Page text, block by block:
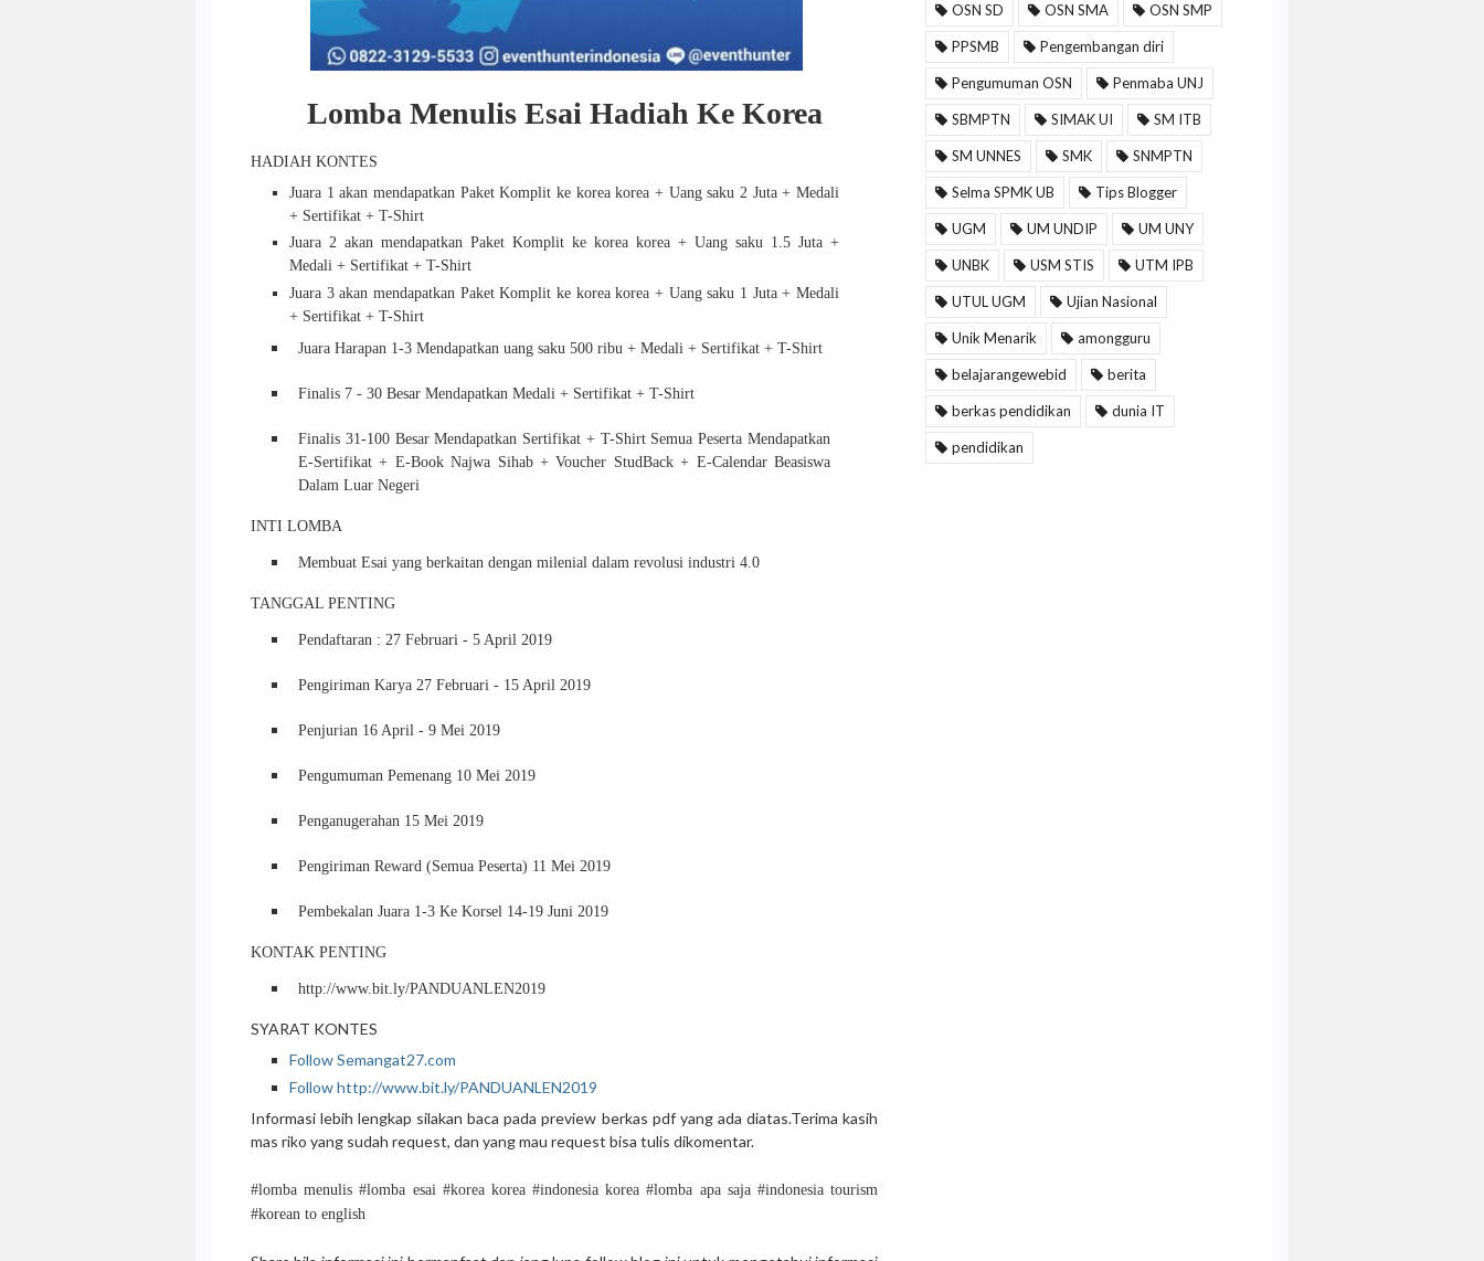
Lomba Menulis Esai Hadiah Ke Korea
HADIAH KONTES
Juara 1 akan mendapatkan Paket Komplit ke korea korea + Uang saku 2 Juta + Medali
+ Sertifikat + T-Shirt
Juara 2 akan mendapatkan Paket Komplit ke korea korea + Uang saku 1.5 Juta +
Medali + Sertifikat + T-Shirt
Juara 3 akan mendapatkan Paket Komplit ke korea korea + Uang saku 1 Juta + Medali
+ Sertifikat + T-Shirt
Juara Harapan 1-3 Mendapatkan uang saku 500 ribu + Medali + Sertifikat + T-Shirt
Finalis 7 - 30 Besar Mendapatkan Medali + Sertifikat + T-Shirt
Finalis 31-100 Besar Mendapatkan Sertifikat + T-Shirt Semua Peserta Mendapatkan
E-Sertifikat + E-Book Najwa Sihab + Voucher StudBack + E-Calendar Beasiswa
Dalam Luar Negeri
INTI LOMBA
Membuat Esai yang berkaitan dengan milenial dalam revolusi industri 4.0
TANGGAL PENTING
Pendaftaran : 27 Februari - 5 April 2019
Pengiriman Karya 27 Februari - 15 April 2019
Penjurian 16 April - 9 Mei 2019
Pengumuman Pemenang 10 Mei 2019
Penganugerahan 15 Mei 2019
Pengiriman Reward (Semua Peserta) 11 Mei 2019
Pembekalan Juara 1-3 Ke Korsel 14-19 Juni 2019
KONTAK PENTING
http://www.bit.ly/PANDUANLEN2019
SYARAT KONTES
Follow Semangat27.com
Follow http://www.bit.ly/PANDUANLEN2019
Informasi lebih lengkap silakan baca pada preview berkas pdf yang ada diatas.Terima kasih
mas riko yang sudah request, dan yang mau request bisa tulis dikomentar.
#lomba menulis #lomba esai #korea korea #indonesia korea #lomba apa saja #indonesia tourism
#korean to english
OSN SD OSN SMA OSN SMP
PPSMB Pengembangan diri
Pengumuman OSN Penmaba UNJ
SBMPTN SIMAK UI SM ITB
SM UNNES SMK SNMPTN
Selma SPMK UB Tips Blogger
UGM UM UNDIP UM UNY
UNBK USM STIS UTM IPB
UTUL UGM Ujian Nasional
Unik Menarik amongguru
belajarangewebid berita
berkas pendidikan dunia IT
pendidikan